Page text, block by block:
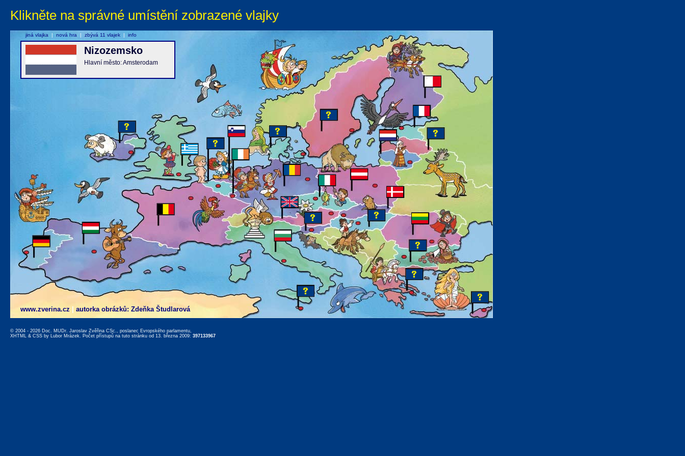
Klikněte na správné umístění zobrazené vlajky
www.zverina.cz autorka obrázků: Zdeňka Študlarová
Nizozemsko
Hlavní město: Amsterodam
jiná vlajka | nová hra | zbývá 11 vlajek | info
© 2004 - 2026 Doc. MUDr. Jaroslav Zvěřina CSc., poslanec Evropského parlamentu,
XHTML & CSS by Lubor Mrázek. Počet přístupů na tuto stránku od 13. března 2009: 397133967